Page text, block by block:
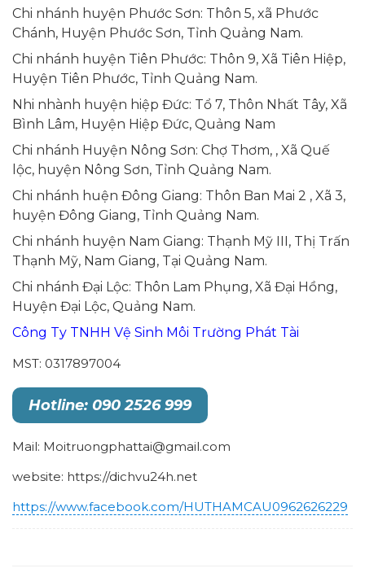
Chi nhánh huyện Phước Sơn: Thôn 5, xã Phước
Chánh, Huyện Phước Sơn, Tỉnh Quảng Nam.
Chi nhánh huyện Tiên Phước: Thôn 9, Xã Tiên Hiệp,
Huyện Tiên Phước, Tỉnh Quảng Nam.
Nhi nhành huyện hiệp Đức: Tổ 7, Thôn Nhất Tây, Xã
Bình Lâm, Huyện Hiệp Đức, Quảng Nam
Chi nhánh Huyện Nông Sơn: Chợ Thơm, , Xã Quế
lộc, huyện Nông Sơn, Tỉnh Quảng Nam.
Chi nhánh huện Đông Giang: Thôn Ban Mai 2 , Xã 3,
huyện Đông Giang, Tỉnh Quảng Nam.
Chi nhánh huyện Nam Giang: Thạnh Mỹ III, Thị Trấn
Thạnh Mỹ, Nam Giang, Tại Quảng Nam.
Chi nhánh Đại Lộc: Thôn Lam Phụng, Xã Đại Hồng,
Huyện Đại Lộc, Quảng Nam.
Công Ty TNHH Vệ Sinh Môi Trường Phát Tài
MST: 0317897004
Hotline: 090 2526 999
Mail: Moitruongphattai@gmail.com
website: https://dichvu24h.net
https://www.facebook.com/HUTHAMCAU0962626229